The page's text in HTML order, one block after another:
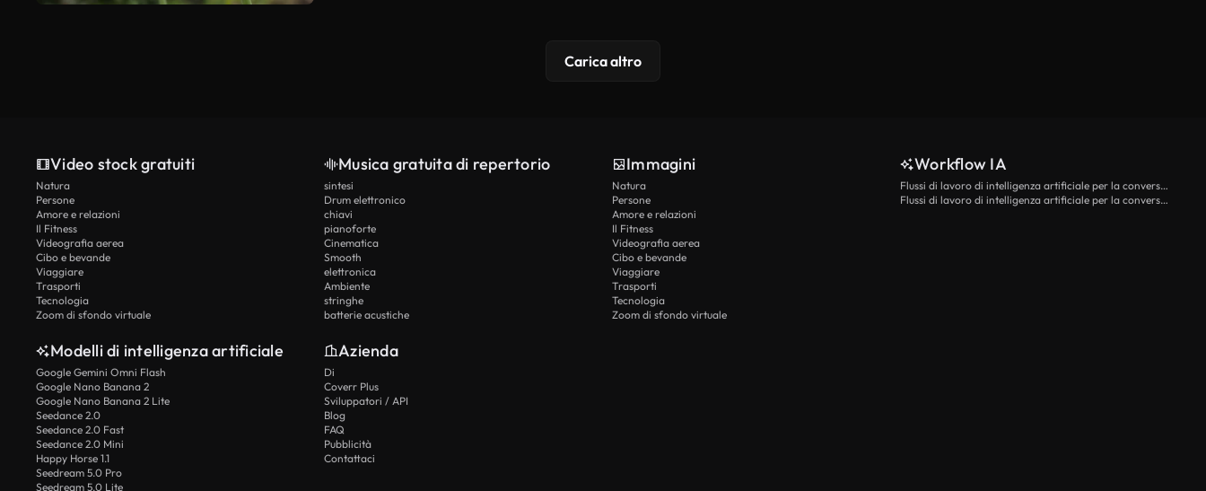
Carica altro
Video stock gratuiti
Natura
Persone
Amore e relazioni
Il Fitness
Videografia aerea
Cibo e bevande
Viaggiare
Trasporti
Tecnologia
Zoom di sfondo virtuale
Musica gratuita di repertorio
sintesi
Drum elettronico
chiavi
pianoforte
Cinematica
Smooth
elettronica
Ambiente
stringhe
batterie acustiche
Immagini
Natura
Persone
Amore e relazioni
Il Fitness
Videografia aerea
Cibo e bevande
Viaggiare
Trasporti
Tecnologia
Zoom di sfondo virtuale
Workflow IA
Flussi di lavoro di intelligenza artificiale per la conversione da testo a video
Flussi di lavoro di intelligenza artificiale per la conversione di immagini in video
Modelli di intelligenza artificiale
Google Gemini Omni Flash
Google Nano Banana 2
Google Nano Banana 2 Lite
Seedance 2.0
Seedance 2.0 Fast
Seedance 2.0 Mini
Happy Horse 1.1
Seedream 5.0 Pro
Seedream 5.0 Lite
Azienda
Di
Coverr Plus
Sviluppatori / API
Blog
FAQ
Pubblicità
Contattaci